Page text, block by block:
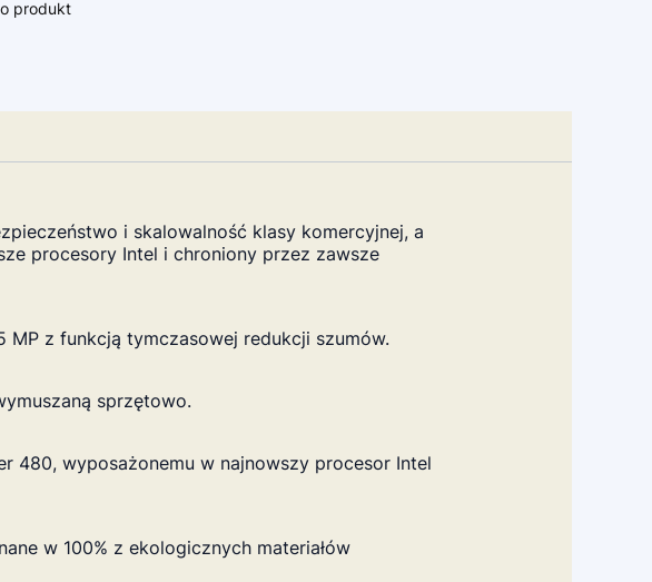
produkt
i skalowalność klasy komercyjnej, a
procesory Intel i chroniony przez zawsze
z funkcją tymczasowej redukcji szumów.
sprzętowo.
480, wyposażonemu w najnowszy procesor Intel
w 100% z ekologicznych materiałów